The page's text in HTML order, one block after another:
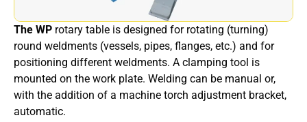
The WP rotary table is designed for rotating (turning)
round weldments (vessels, pipes, flanges, etc.) and for
positioning different weldments. A clamping tool is
mounted on the work plate. Welding can be manual or,
with the addition of a machine torch adjustment bracket,
automatic.